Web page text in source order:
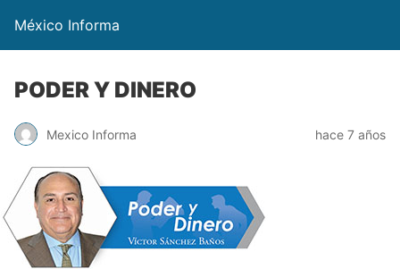
México Informa
PODER Y DINERO
Mexico Informa hace 7 años